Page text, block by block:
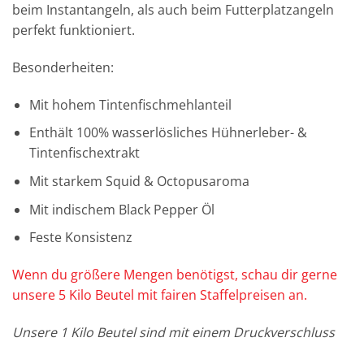
beim Instantangeln, als auch beim Futterplatzangeln
perfekt funktioniert.
Besonderheiten:
Mit hohem Tintenfischmehlanteil
Enthält 100% wasserlösliches Hühnerleber- &
Tintenfischextrakt
Mit starkem Squid & Octopusaroma
Mit indischem Black Pepper Öl
Feste Konsistenz
Wenn du größere Mengen benötigst, schau dir gerne
unsere 5 Kilo Beutel mit fairen Staffelpreisen an.
Unsere 1 Kilo Beutel sind mit einem Druckverschluss